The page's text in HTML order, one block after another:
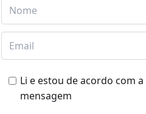
Li e estou de acordo com a
mensagem